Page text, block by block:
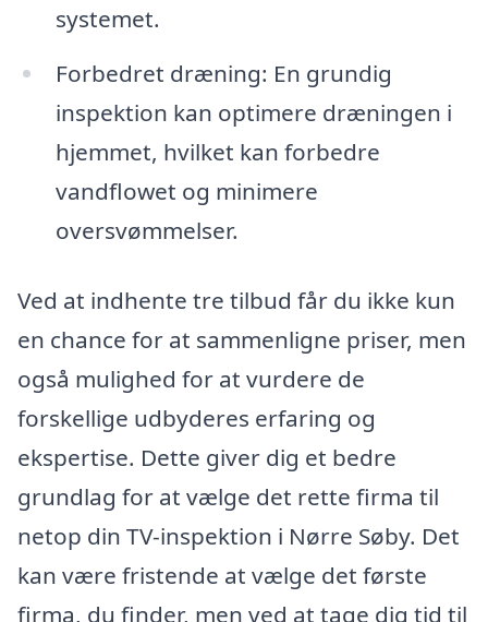
systemet.
Forbedret dræning: En grundig
inspektion kan optimere dræningen i
hjemmet, hvilket kan forbedre
vandflowet og minimere
oversvømmelser.
Ved at indhente tre tilbud får du ikke kun
en chance for at sammenligne priser, men
også mulighed for at vurdere de
forskellige udbyderes erfaring og
ekspertise. Dette giver dig et bedre
grundlag for at vælge det rette firma til
netop din TV-inspektion i Nørre Søby. Det
kan være fristende at vælge det første
firma, du finder, men ved at tage dig tid til